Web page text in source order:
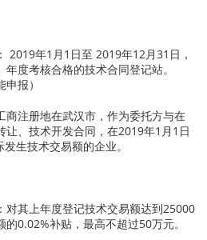
2019年1月1日至 2019年12月31日，
度考核合格的技术合同登记站。
报）
商注册地在武汉市，作为委托方与在
让、技术开发合同，在2019年1月1日
生技术交易额的企业。
对其上年度登记技术交易额达到25000
0.02%补贴，最高不超过50万元。